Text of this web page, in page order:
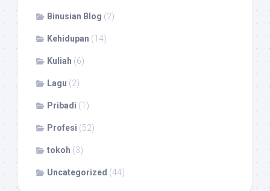
Binusian Blog (2)
Kehidupan (14)
Kuliah (6)
Lagu (2)
Pribadi (1)
Profesi (52)
tokoh (3)
Uncategorized (44)